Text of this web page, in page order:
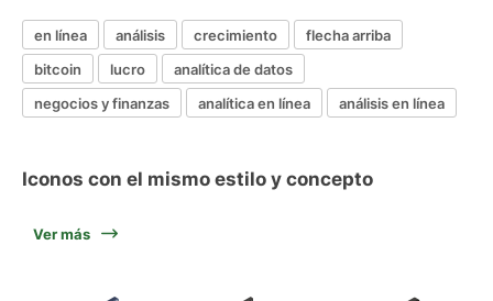
en línea análisis crecimiento
flecha arriba
bitcoin
lucro
analítica de datos
negocios y finanzas
analítica en línea análisis en línea
Iconos con el mismo estilo y concepto
Ver más